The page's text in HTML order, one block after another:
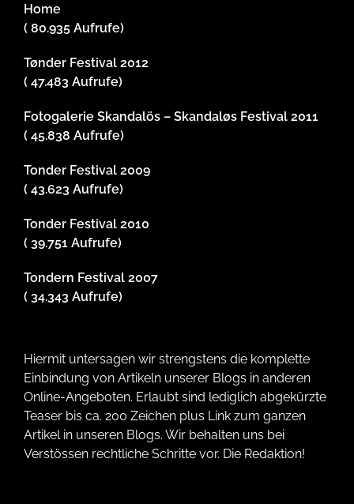
Home
( 80.935 Aufrufe)
Tønder Festival 2012
( 47.483 Aufrufe)
Fotogalerie Skandalös – Skandaløs Festival 2011
( 45.838 Aufrufe)
Tonder Festival 2009
( 43.623 Aufrufe)
Tonder Festival 2010
( 39.751 Aufrufe)
Tondern Festival 2007
( 34.343 Aufrufe)
Hiermit untersagen wir strengstens die komplette
Einbindung von Artikeln unserer Blogs in anderen
Online-Angeboten. Erlaubt sind lediglich abgekürzte
Teaser bis ca. 200 Zeichen plus Link zum ganzen
Artikel in unseren Blogs. Wir behalten uns bei
Verstössen rechtliche Schritte vor. Die Redaktion!